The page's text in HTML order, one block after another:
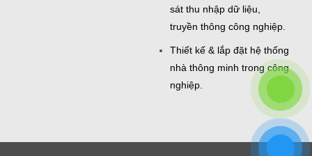
sát thu nhập dữ liệu,
truyền thông công nghiệp.
Thiết kế & lắp đặt hệ thống
nhà thông minh trong công
nghiệp.